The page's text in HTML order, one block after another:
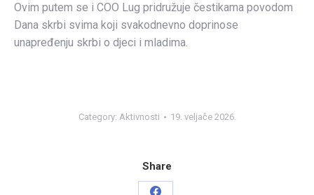
Ovim putem se i COO Lug pridružuje čestikama povodom
Dana skrbi svima koji svakodnevno doprinose
unapređenju skrbi o djeci i mladima.
Category: Aktivnosti 19. veljače 2026.
Share